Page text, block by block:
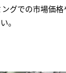
グでの市場価
。